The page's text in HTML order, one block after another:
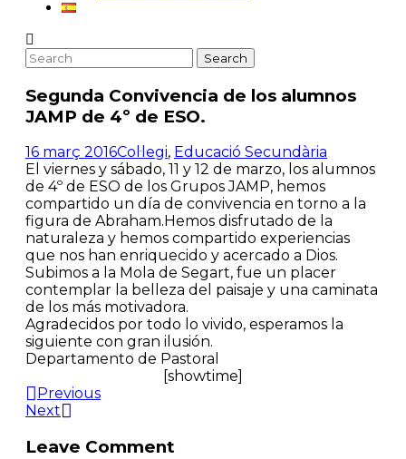
Segunda Convivencia de los alumnos
JAMP de 4º de ESO.
16 març 2016Col·legi, Educació Secundària
El viernes y sábado, 11 y 12 de marzo, los alumnos
de 4º de ESO de los Grupos JAMP, hemos
compartido un día de convivencia en torno a la
figura de Abraham.Hemos disfrutado de la
naturaleza y hemos compartido experiencias
que nos han enriquecido y acercado a Dios.
Subimos a la Mola de Segart, fue un placer
contemplar la belleza del paisaje y una caminata
de los más motivadora.
Agradecidos por todo lo vivido, esperamos la
siguiente con gran ilusión.
Departamento de Pastoral
[showtime]
Previous
Next
Leave Comment